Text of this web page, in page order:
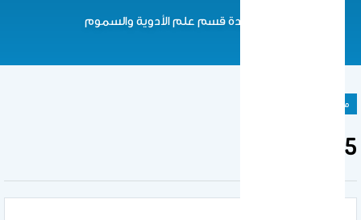
معيدة قسم علم الأدوية والسموم
مادة دراسية
315 PHL